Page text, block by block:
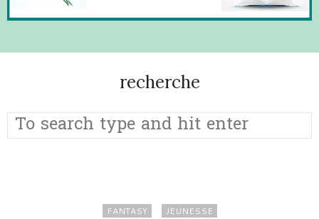
recherche
FANTASY JEUNESSE